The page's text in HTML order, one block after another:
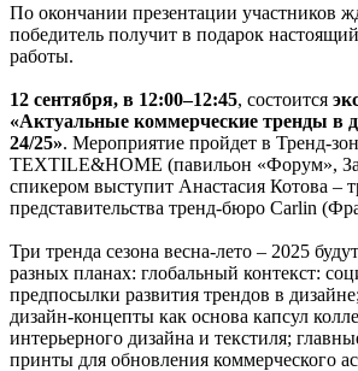
По окончании презентации участников
победитель получит в подарок
работы.
12 сентября, в 12:00–12:45, состоится
«Актуальные коммерческие тренды в
24/25». Мероприятие пройдет в Тренд-
TEXTILE&HOME (павильон «Форум»,
спикером выступит Анастасия Котова –
представительства тренд-бюро Carlin
Три тренда сезона весна-лето – 2025
разных планах: глобальный контекст:
предпосылки развития трендов в
дизайн-концепты как основа капсул
интерьерного дизайна и текстиля;
принты для обновления коммерческого